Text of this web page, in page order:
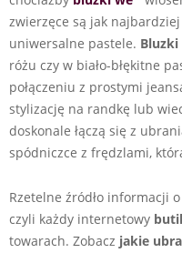
zwierzęce są jak
uniwersalne pastele.
różu czy w biało-błękitne
połączeniu z prostymi
stylizację na randkę lub
doskonale łączą się z
spódniczce z frędzlami,
Rzetelne źródło informacji
czyli każdy internetowy
towarach. Zobacz jakie